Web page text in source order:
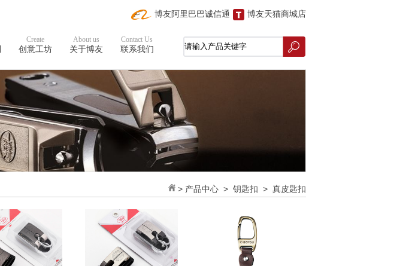
博友阿里巴巴诚信通 博友天猫商城店
Create
创意工坊
About us
关于博友
Contact Us
联系我们
> 产品中心 > 钥匙扣 > 真皮匙扣